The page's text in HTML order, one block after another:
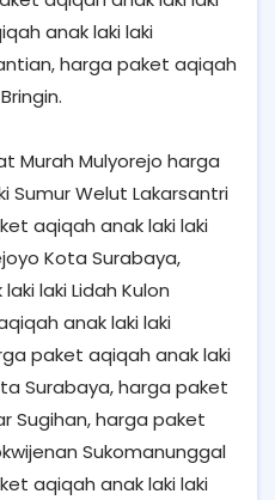
anak laki laki
harga paket aqiqah
Murah Mulyorejo harga
Sumur Welut Lakarsantri
aqiqah anak laki laki
Kota Surabaya,
laki Lidah Kulon
anak laki laki
paket aqiqah anak laki
Surabaya, harga paket
Sugihan, harga paket
Sukomanunggal
aqiqah anak laki laki